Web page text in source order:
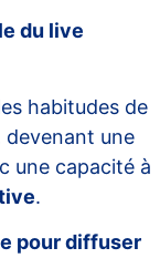
du live
habitudes de
une
une capacité à
.
pour diffuser